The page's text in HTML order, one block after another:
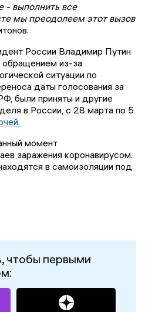
- выполнить все
мы преодолеем этот вызов
России Владимир Путин
обращением из-за
ситуации по
даты голосования за
были приняты и другие
в России, с 28 марта по 5
момент
заражения коронавирусом.
в самоизоляции под
чтобы первыми